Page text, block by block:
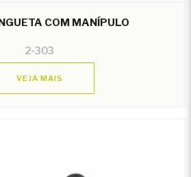
COM MANÍPULO
2-303
VEJA MAIS